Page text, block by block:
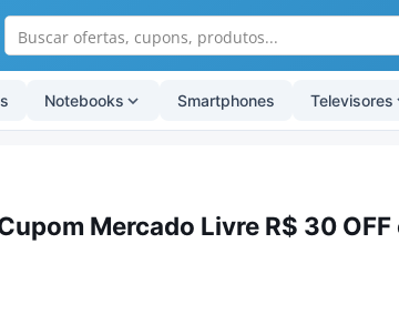
Notebooks Smartphones Televisores
Mercado Livre R$ 30 OFF